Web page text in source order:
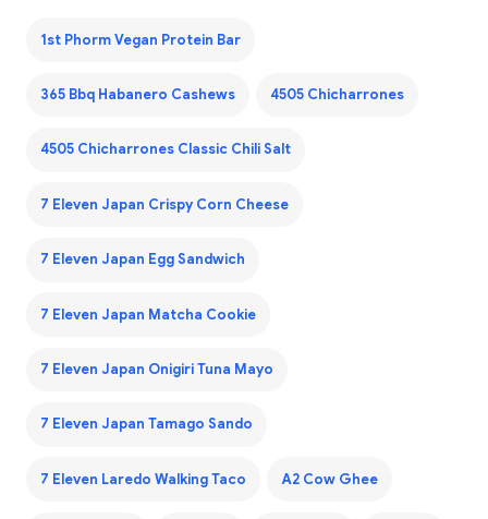
1st Phorm Vegan Protein Bar
365 Bbq Habanero Cashews 4505 Chicharrones
4505 Chicharrones Classic Chili Salt
7 Eleven Japan Crispy Corn Cheese
7 Eleven Japan Egg Sandwich
7 Eleven Japan Matcha Cookie
7 Eleven Japan Onigiri Tuna Mayo
7 Eleven Japan Tamago Sando
7 Eleven Laredo Walking Taco A2 Cow Ghee